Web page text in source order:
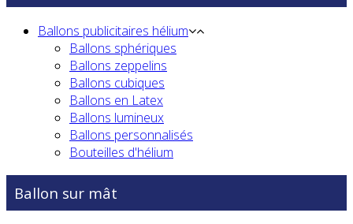
Ballons publicitaires hélium
Ballons sphériques
Ballons zeppelins
Ballons cubiques
Ballons en Latex
Ballons lumineux
Ballons personnalisés
Bouteilles d'hélium
Ballon sur mât